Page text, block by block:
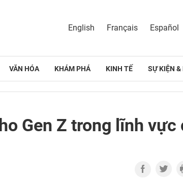
English Français Español
VĂN HÓA KHÁM PHÁ KINH TẾ SỰ KIỆN &
Gen Z trong lĩnh vực